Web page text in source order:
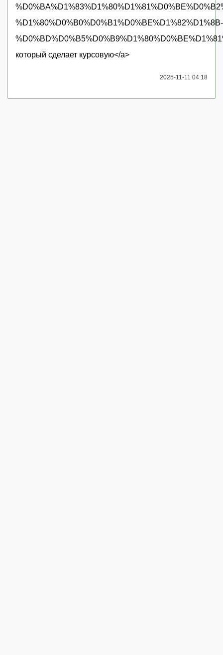
%D1%80%D0%B0%D0%B1%D0%BE%D1%82%D1%8B-
который сделает курсовую</a>
2025-11-11 04:18